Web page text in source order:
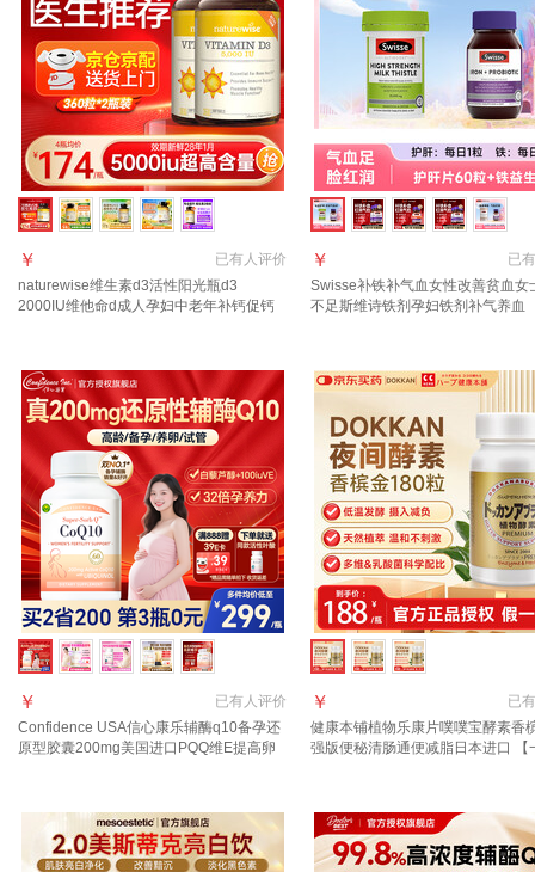
已有人评价
￥
naturewise维生素d3活性阳光瓶d3
2000IU维他命d成人孕妇中老年补钙促钙
已有
￥
Swisse补铁补气血女性改善贫血女
不足斯维诗铁剂孕妇铁剂补气养血
已有人评价
￥
Confidence USA信心康乐辅酶q10备孕还
原型胶囊200mg美国进口PQQ维E提高卵
已有
￥
健康本铺植物乐康片噗噗宝酵素香
强版便秘清肠通便减脂日本进口 【